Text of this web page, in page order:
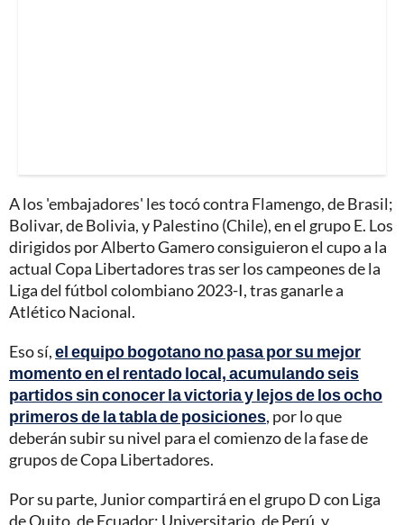
A los 'embajadores' les tocó contra Flamengo, de Brasil;
Bolivar, de Bolivia, y Palestino (Chile), en el grupo E. Los
dirigidos por Alberto Gamero consiguieron el cupo a la
actual Copa Libertadores tras ser los campeones de la
Liga del fútbol colombiano 2023-I, tras ganarle a
Atlético Nacional.
Eso sí,el equipo bogotano no pasa por su mejor
momento en el rentado local, acumulando seis
partidos sin conocer la victoria y lejos de los ocho
primeros de la tabla de posiciones, por lo que
deberán subir su nivel para el comienzo de la fase de
grupos de Copa Libertadores.
Por su parte, Junior compartirá en el grupo D con Liga
de Quito, de Ecuador; Universitario, de Perú, y